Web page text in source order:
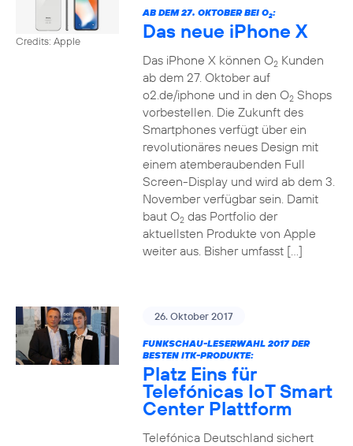
Credits: Apple
AB DEM 27. OKTOBER BEI O2:
Das neue iPhone X
Das iPhone X können O2Kunden
ab dem 27. Oktober auf
o2.de/iphone und in den O2Shops
vorbestellen. Die Zukunft des
Smartphones verfügt über ein
revolutionäres neues Design mit
einem atemberaubenden Full
Screen-Display und wird ab dem 3.
November verfügbar sein. Damit
baut O2das Portfolio der
aktuellsten Produkte von Apple
weiter aus. Bisher umfasst […]
26. Oktober 2017
FUNKSCHAU-LESERWAHL 2017 DER
BESTEN ITK-PRODUKTE:
Platz Eins für
Telefónicas IoT Smart
Center Plattform
Telefónica Deutschland sichert